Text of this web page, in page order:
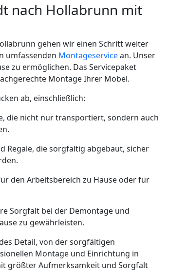
nach Hollabrunn mit
gehen wir einen Schritt weiter
umfassenden Montageservicean. Unser
zu ermöglichen. Das Servicepaket
Montage Ihrer Möbel.
ab, einschließlich:
die nicht nur transportiert, sondern auch
Regale, die sorgfältig abgebaut, sicher
den Arbeitsbereich zu Hause oder für
Sorgfalt bei der Demontage und
zu gewährleisten.
Detail, von der sorgfältigen
Montage und Einrichtung in
größter Aufmerksamkeit und Sorgfalt